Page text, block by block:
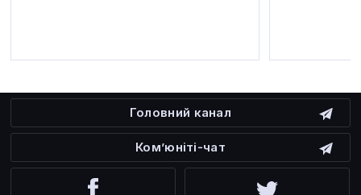
Головний канал
Ком’юніті-чат